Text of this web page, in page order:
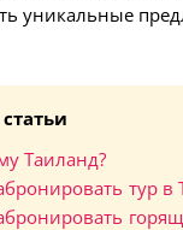
уникальные
Таиланд?
тур в